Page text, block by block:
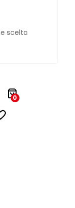
scelta
0